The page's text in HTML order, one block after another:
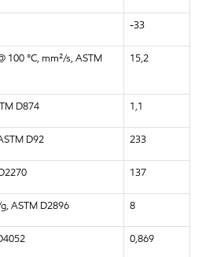
-33
100 °C, mm²/s, ASTM
15,2
D874 1,1
D92 233
137
ASTM D2896 8
0,869